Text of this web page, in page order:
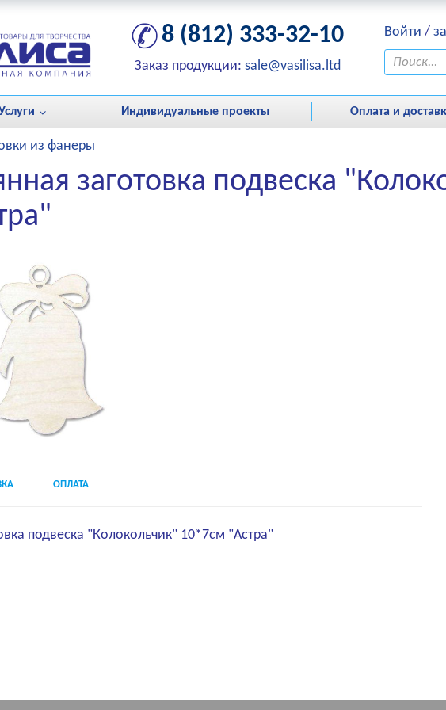
8 (812) 333-32-10
Заказ продукции: sale@vasilisa.ltd
Войти /
Индивидуальные проекты Оплата и
из фанеры
заготовка подвеска
ОПЛАТА
подвеска "Колокольчик" 10*7см "Астра"